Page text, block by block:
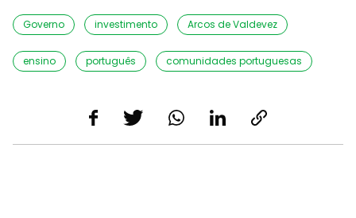
Governo investimento Arcos de Valdevez
ensino português comunidades portuguesas